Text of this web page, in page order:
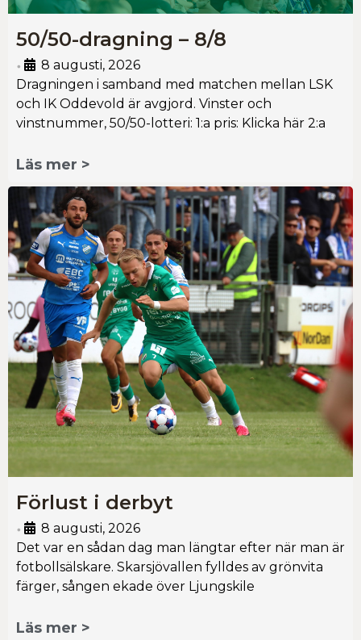
50/50-dragning – 8/8
•
8 augusti, 2026
Dragningen i samband med matchen mellan LSK
och IK Oddevold är avgjord. Vinster och
vinstnummer, 50/50-lotteri: 1:a pris: Klicka här 2:a
Läs mer >
Förlust i derbyt
•
8 augusti, 2026
Det var en sådan dag man längtar efter när man är
fotbollsälskare. Skarsjövallen fylldes av grönvita
färger, sången ekade över Ljungskile
Läs mer >